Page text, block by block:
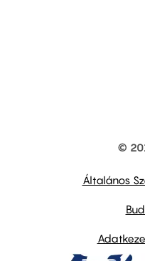
©
Általános